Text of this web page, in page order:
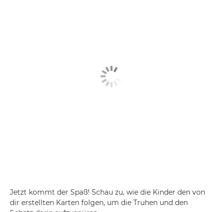
Jetzt kommt der Spaß! Schau zu, wie die Kinder den von
dir erstellten Karten folgen, um die Truhen und den